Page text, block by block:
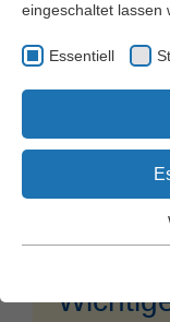
eingeschaltet lassen
Essentiell
Essentielle
Webseite